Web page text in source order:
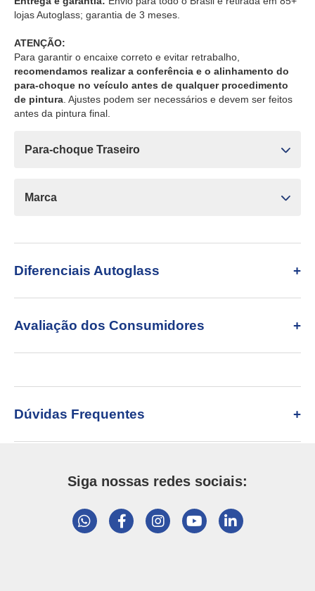
lojas Autoglass; garantia de 3 meses.
ATENÇÃO:
Para garantir o encaixe correto e evitar retrabalho,
recomendamos realizar a conferência e o alinhamento do
para-choque no veículo antes de qualquer procedimento
de pintura . Ajustes podem ser necessários e devem ser feitos
antes da pintura final.
Para-choque Traseiro
Marca
Diferenciais Autoglass
Avaliação dos Consumidores
Dúvidas Frequentes
Siga nossas redes sociais: